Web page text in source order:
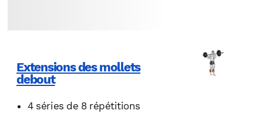
Extensions des mollets
debout
4 séries de 8 répétitions